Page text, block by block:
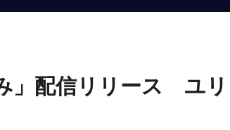
」配信リリース ユリ